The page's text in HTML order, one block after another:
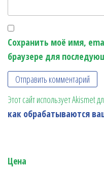
Сохранить моё имя,
браузере для
Этот сайт использует
как обрабатываются
Цена